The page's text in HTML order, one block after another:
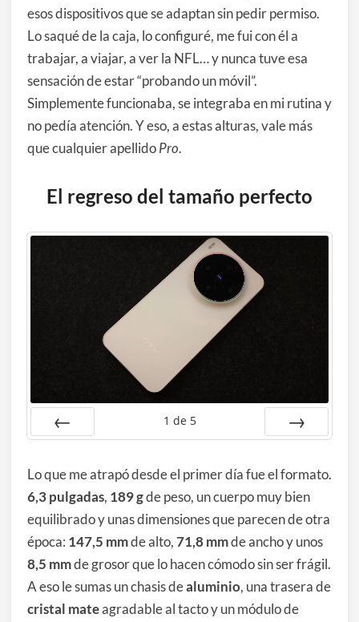
esos dispositivos que se adaptan sin pedir permiso.
Lo saqué de la caja, lo configuré, me fui con él a
trabajar, a viajar, a ver la NFL… y nunca tuve esa
sensación de estar “probando un móvil”.
Simplemente funcionaba, se integraba en mi rutina y
no pedía atención. Y eso, a estas alturas, vale más
que cualquier apellidoPro.
El regreso del tamaño perfecto
1 de 5
Lo que me atrapó desde el primer día fue el formato.
6,3 pulgadas, 189 gde peso, un cuerpo muy bien
equilibrado y unas dimensiones que parecen de otra
época: 147,5 mmde alto,71,8 mmde ancho y unos
8,5 mmde grosor que lo hacen cómodo sin ser frágil.
A eso le sumas un chasis dealuminio, una trasera de
cristal mateagradable al tacto y un módulo de